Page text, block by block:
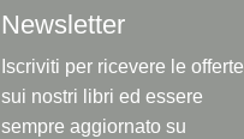
Newsletter
Iscriviti per ricevere le offerte
sui nostri libri ed essere
sempre aggiornato su